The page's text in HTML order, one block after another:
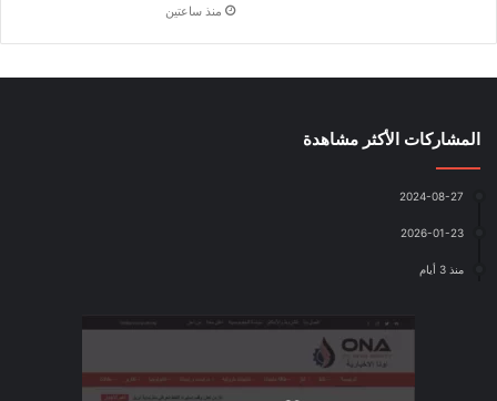
منذ ساعتين
المشاركات الأكثر مشاهدة
2024-08-27
2026-01-23
منذ 3 أيام